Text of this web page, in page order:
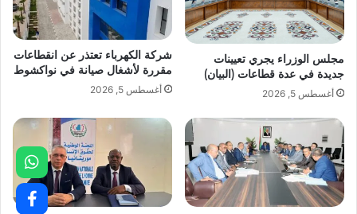
مجلس الوزراء يجري تعيينات
جديدة في عدة قطاعات (البيان)
أغسطس 5, 2026
شركة الكهرباء تعتذر عن انقطاعات
مقررة لأشغال صيانة في نواكشوط
أغسطس 5, 2026